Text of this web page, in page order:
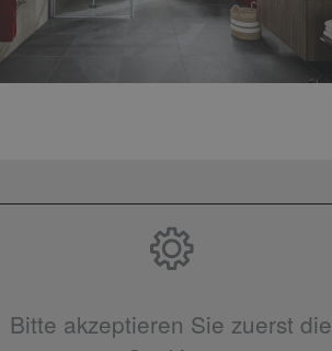
Bitte akzeptieren Sie zuerst die